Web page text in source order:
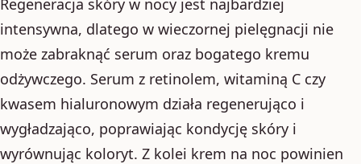
Regeneracja skóry w nocy jest najbardziej
intensywna, dlatego w wieczornej pielęgnacji nie
może zabraknąć serum oraz bogatego kremu
odżywczego. Serum z retinolem, witaminą C czy
kwasem hialuronowym działa regenerująco i
wygładzająco, poprawiając kondycję skóry i
wyrównując koloryt. Z kolei krem na noc powinien